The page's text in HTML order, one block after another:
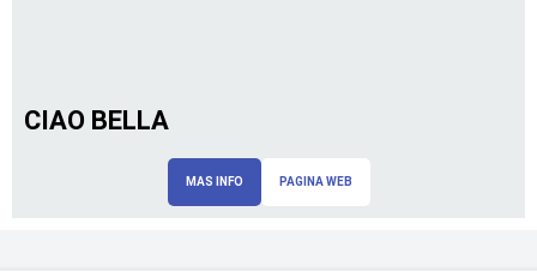
CIAO BELLA
MAS INFO PAGINA WEB